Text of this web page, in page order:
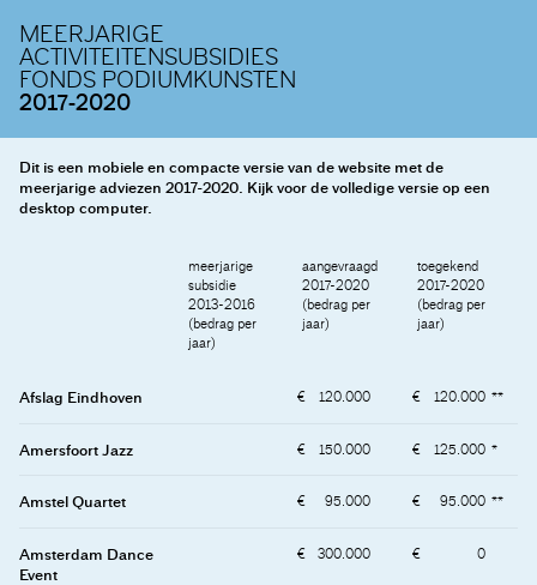
MEERJARIGE
ACTIVITEITENSUBSIDIES
FONDS PODIUMKUNSTEN
2017-2020
Dit is een mobiele en compacte versie van de website met de
meerjarige adviezen 2017-2020. Kijk voor de volledige versie op een
desktop computer.
meerjarige
subsidie
2013-2016
(bedrag per
jaar)
aangevraagd
2017-2020
(bedrag per
jaar)
toegekend
2017-2020
(bedrag per
jaar)
Afslag Eindhoven 120.000 120.000
Amersfoort Jazz 150.000 125.000
Amstel Quartet 95.000 95.000
Amsterdam Dance
Event
300.000 0